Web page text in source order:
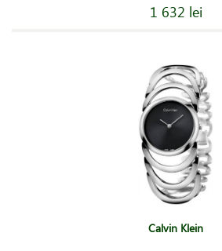
1 632 lei
Calvin Klein